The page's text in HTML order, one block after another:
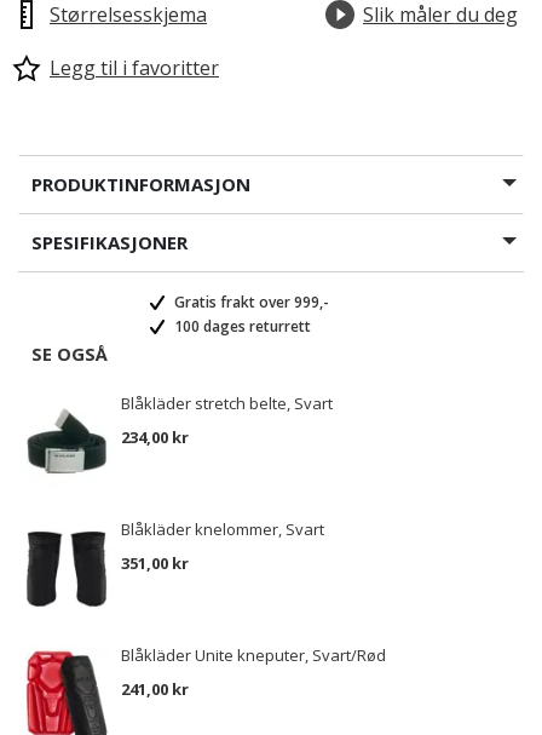
Størrelsesskjema
Slik måler du deg
Legg til i favoritter
PRODUKTINFORMASJON
SPESIFIKASJONER
Gratis frakt over 999,-
100 dages returrett
SE OGSÅ
Blåkläder stretch belte, Svart
234,00 kr
Blåkläder knelommer, Svart
351,00 kr
Blåkläder Unite kneputer, Svart/Rød
241,00 kr